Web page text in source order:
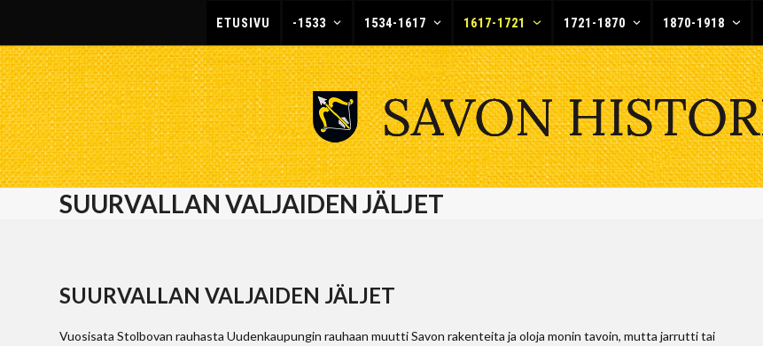
content
ETUSIVU -1533 1534-1617 1617-1721 1721-1870 1870-1918
SUURVALLAN VALJAIDEN JÄLJET
SUURVALLAN VALJAIDEN JÄLJET
Vuosisata Stolbovan rauhasta Uudenkaupungin rauhaan muutti Savon rakenteita ja oloja monin tavoin, mutta jarrutti tai